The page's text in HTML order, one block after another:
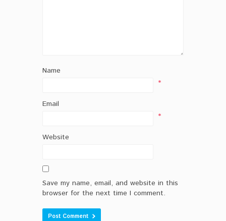
Name
*
Email
*
Website
Save my name, email, and website in this
browser for the next time I comment.